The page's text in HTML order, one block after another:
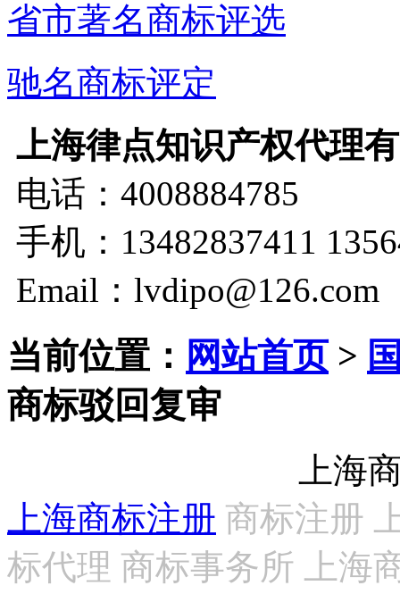
省市著名商标评选
驰名商标评定
上海律点知识产权代理
电话：4008884785
手机：13482837411
Email：lvdipo@126.com
当前位置： 网站首页>
商标驳回复审
上海
上海商标注册 商标注册
标代理 商标事务所 上海